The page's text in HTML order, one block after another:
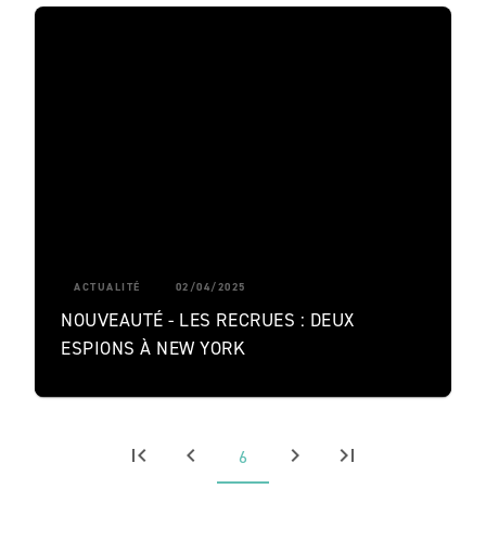
ACTUALITÉ 02/04/2025
NOUVEAUTÉ - LES RECRUES : DEUX
ESPIONS À NEW YORK
first_page chevron_left 6 chevron_right last_page